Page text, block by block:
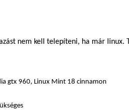
nem kell telepíteni, ha már
gtx 960, Linux Mint 18 cinnamon